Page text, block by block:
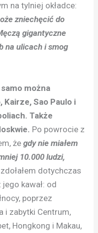
na tylniej okładce:
zniechęcić do
gigantyczne
na ulicach i smog
można
Kairze, Sao Paulo i
Także
Po powrocie z
żegdy nie miałem
10.000 ludzi,
dotychczas
kawał: od
poprzez
i zabytki Centrum,
Hongkong i Makau,